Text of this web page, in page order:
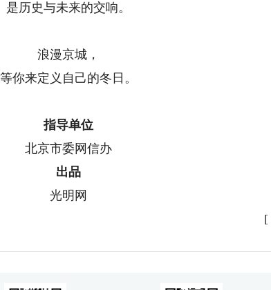
是历史与未来的交响。
浪漫京城，
等你来定义自己的冬日。
指导单位
北京市委网信办
出品
光明网
[